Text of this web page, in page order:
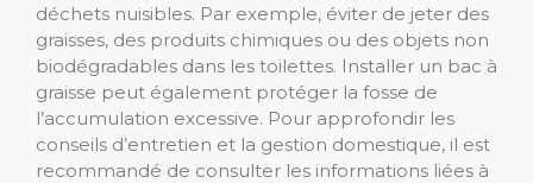
déchets nuisibles. Par exemple, éviter de jeter des
graisses, des produits chimiques ou des objets non
biodégradables dans les toilettes. Installer un bac à
graisse peut également protéger la fosse de
l’accumulation excessive. Pour approfondir les
conseils d’entretien et la gestion domestique, il est
recommandé de consulter les informations liées à